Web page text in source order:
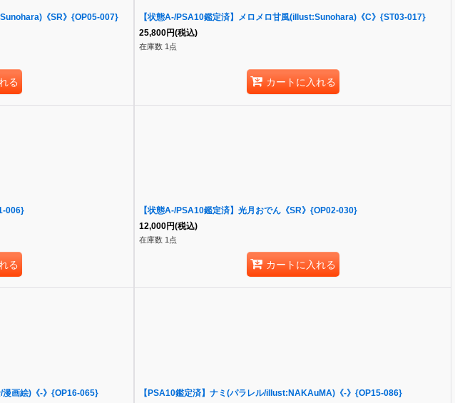
《SR》{OP05-007}
る
【状態A-/PSA10鑑定済】メロメロ甘風(illust:Sunohara)《C》{ST03-017}
25,800円(税込)
在庫数 1点
カートに入れる
006}
る
【状態A-/PSA10鑑定済】光月おでん《SR》{OP02-030}
12,000円(税込)
在庫数 1点
カートに入れる
漫画絵)《-》{OP16-065}
【PSA10鑑定済】ナミ(パラレル/illust:NAKAuMA)《-》{OP15-086}